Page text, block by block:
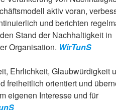
aktiv voran,
und berichten
Stand der Nachhaltigkeit in
Organisation. WirTunS
Ehrlichkeit, Glaubwürdigkeit
freiheitlich orientiert und
eigenen Interesse und für